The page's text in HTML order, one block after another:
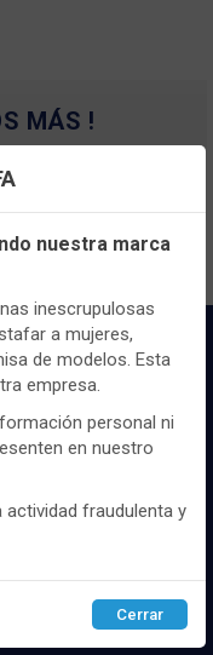
MÁS !
ver todo el
del
como
los mejores
de sesión o
segura nuestra
y obtener datos de
el contenido a tus
a tu gusto.
ACEPTAR
nuestra marca
inescrupulosas
a mujeres,
de modelos. Esta
empresa.
personal ni
en nuestro
fraudulenta y
Cerrar